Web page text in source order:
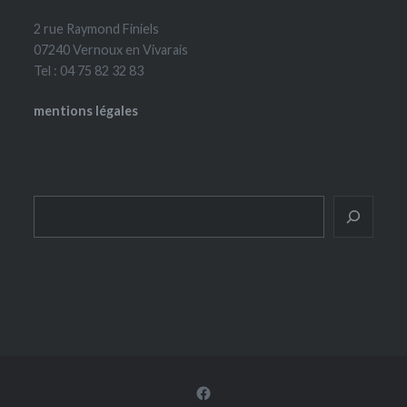
2 rue Raymond Finiels
07240 Vernoux en Vivarais
Tel : 04 75 82 32 83
mentions légales
Facebook